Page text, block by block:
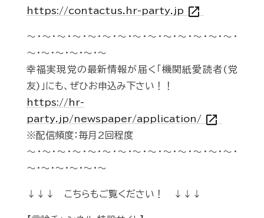
https://contactus.hr-party.jp open_in_new
～・～・～・～・～・～・～・～・～・～・～・～・～・～・
～・～・～・～・～・～
幸福実現党の最新情報が届く「機関紙愛読者(党
友)」にも、ぜひお申込み下さい！！
https://hr-
party.jp/newspaper/application/ open_in_new
※配信頻度：毎月2回程度
～・～・～・～・～・～・～・～・～・～・～・～・～・～・
～・～・～・～・～・～
↓↓↓ こちらもご覧ください！ ↓↓↓